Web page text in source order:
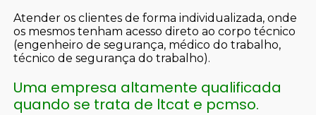
Atender os clientes de forma individualizada, onde
os mesmos tenham acesso direto ao corpo técnico
(engenheiro de segurança, médico do trabalho,
técnico de segurança do trabalho).
Uma empresa altamente qualificada
quando se trata de ltcat e pcmso.